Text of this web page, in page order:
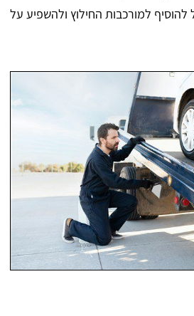
להוסיף למורכבות החילוץ ולהשפיע על